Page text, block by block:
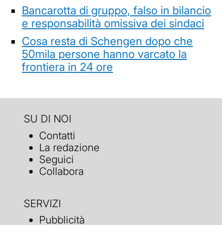
Bancarotta di gruppo, falso in bilancio
e responsabilità omissiva dei sindaci
Cosa resta di Schengen dopo che
50mila persone hanno varcato la
frontiera in 24 ore
SU DI NOI
Contatti
La redazione
Seguici
Collabora
SERVIZI
Pubblicità